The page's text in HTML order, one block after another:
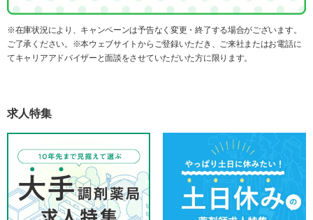
※在庫状況により、キャンペーンは予告なく変更・終了する場合がございます。
ご了承ください。※本ウェブサイトからご登録いただき、ご来社またはお電話に
てキャリアアドバイザーと面談をさせていただいた方に限ります。
求人特集